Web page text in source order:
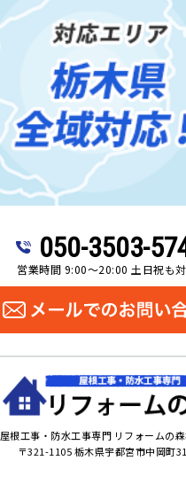
050-3503-
営業時間 9:00～20:00 土日祝も対
屋根工事・防水工事専門 リフォームの
〒321-1105 栃木県宇都宮市中岡町